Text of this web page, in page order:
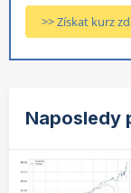
>> Získat kurz
Naposledy